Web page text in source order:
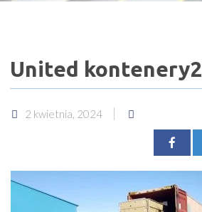
United kontenery2
2 kwietnia, 2024